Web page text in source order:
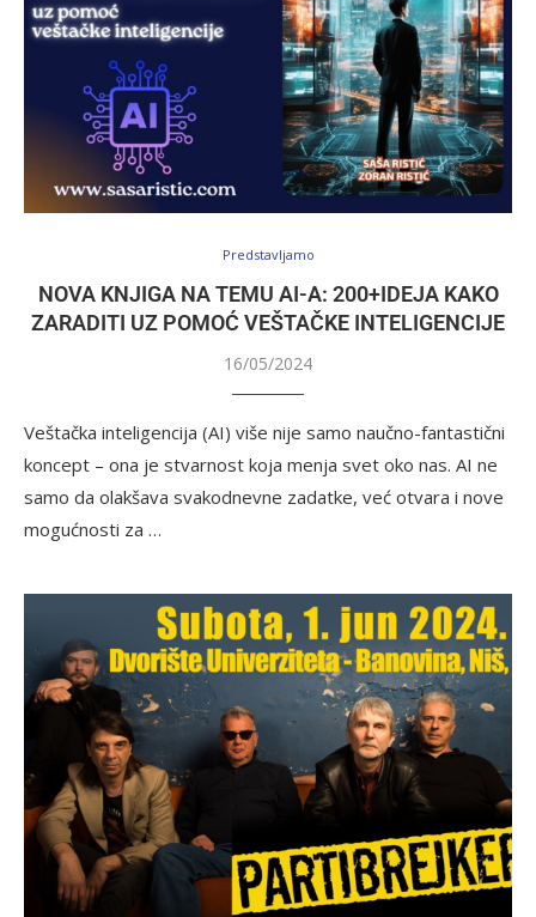
Predstavljamo
NOVA KNJIGA NA TEMU AI-A: 200+IDEJA KAKO
ZARADITI UZ POMOĆ VEŠTAČKE INTELIGENCIJE
16/05/2024
Veštačka inteligencija (AI) više nije samo naučno-fantastični
koncept – ona je stvarnost koja menja svet oko nas. AI ne
samo da olakšava svakodnevne zadatke, već otvara i nove
mogućnosti za …